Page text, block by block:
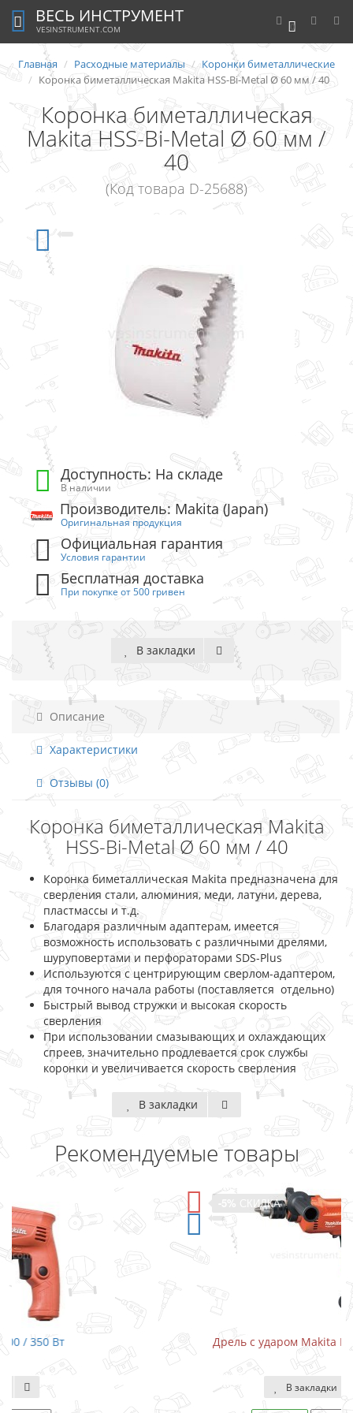
0
ВЕСЬ ИНСТРУМЕНТ
VESINSTRUMENT.COM
Главная Расходные материалы
Коронки биметаллические
Коронка биметаллическая Makita HSS-Bi-Metal Ø 60 мм / 40
Коронка биметаллическая
Makita HSS-Bi-Metal Ø 60 мм /
40
(Код товара D-25688)
Доступность: На складе
В наличии
Производитель: Makita (Japan)
Оригинальная продукция
Официальная гарантия
Условия гарантии
Бесплатная доставка
При покупке от 500 гривен
В закладки
Описание
Характеристики
Отзывы (0)
Коронка биметаллическая Makita
HSS-Bi-Metal Ø 60 мм / 40
Коронка биметаллическая Makita предназначена для
сверления стали, алюминия, меди, латуни, дерева,
пластмассы и т.д.
Благодаря различным адаптерам, имеется
возможность использовать с различными дрелями,
шуруповертами и перфораторами SDS-Plus
Используются с центрирующим сверлом-адаптером,
для точного начала работы (поставляется отдельно)
Быстрый вывод стружки и высокая скорость
сверления
При использовании смазывающих и охлаждающих
спреев, значительно продлевается срок службы
коронки и увеличивается скорость сверления
В закладки
Рекомендуемые товары
Дрель с ударом Makita M0801 / 500 Вт